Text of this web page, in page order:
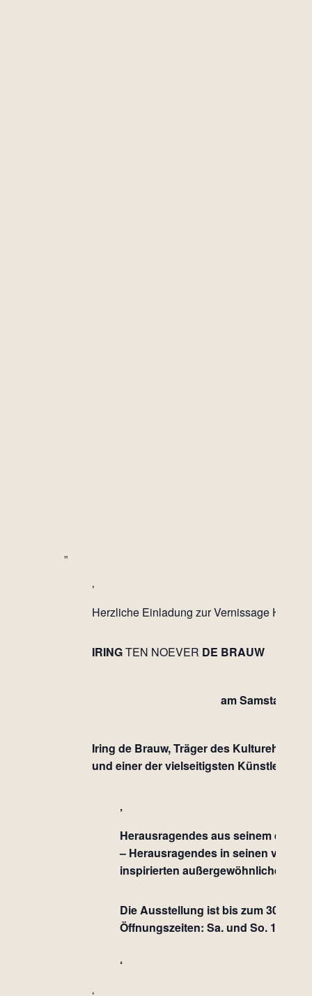
Herzliche Einladung zur Vernissage
IRINGTEN NOEVER DE BRAUW
am Samstag,
Iring de Brauw, Träger des
und einer der vielseitigsten Künstler
Herausragendes aus seinem
– Herausragendes in seinen von
inspirierten außergewöhnlichen
Die Ausstellung ist bis zum 30.
Öffnungszeiten: Sa. und So. 14-18